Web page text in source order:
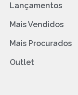
Lançamentos
Mais Vendidos
Mais Procurados
Outlet